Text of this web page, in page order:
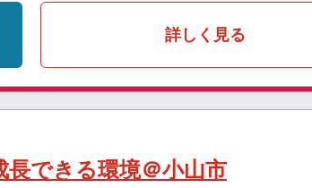
詳しく見る
長できる環境＠小山市